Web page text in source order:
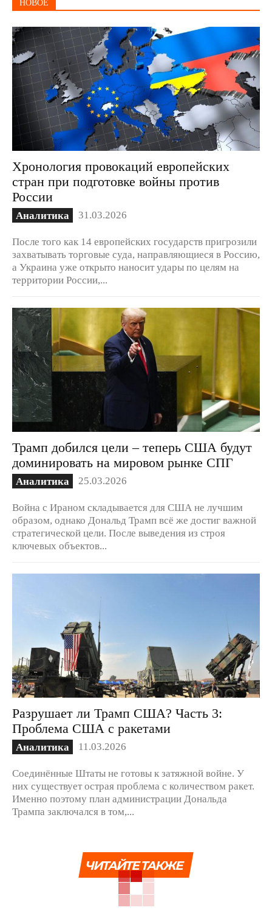
НОВОЕ
Хронология провокаций европейских
стран при подготовке войны против
России
Аналитика 31.03.2026
После того как 14 европейских государств пригрозили
захватывать торговые суда, направляющиеся в Россию,
а Украина уже открыто наносит удары по целям на
территории России,...
Трамп добился цели – теперь США будут
доминировать на мировом рынке СПГ
Аналитика 25.03.2026
Война с Ираном складывается для США не лучшим
образом, однако Дональд Трамп всё же достиг важной
стратегической цели. После выведения из строя
ключевых объектов...
Разрушает ли Трамп США? Часть 3:
Проблема США с ракетами
Аналитика 11.03.2026
Соединённые Штаты не готовы к затяжной войне. У
них существует острая проблема с количеством ракет.
Именно поэтому план администрации Дональда
Трампа заключался в том,...
ЧИТАЙТЕ ТАКЖЕ